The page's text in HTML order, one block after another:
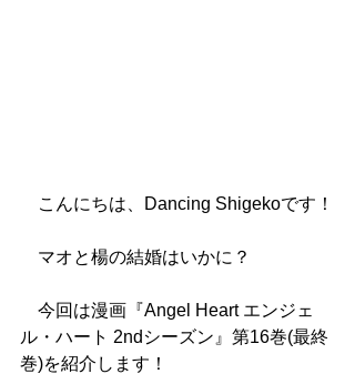
こんにちは、Dancing Shigekoです！
マオと楊の結婚はいかに？
今回は漫画『Angel Heart エンジェ
ル・ハート 2ndシーズン』第16巻(最終
巻)を紹介します！